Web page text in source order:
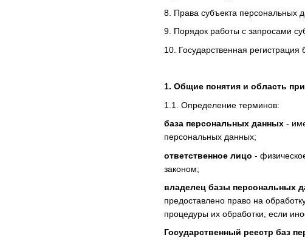
8. Права субъекта персональных
9. Порядок работы с запросами
10. Государственная
1. Общие понятия и область
1.1. Определение терминов:
база персональных данных -
персональных данных;
ответственное лицо -
законом;
владелец базы персональных
предоставлено право на
процедуры их обработки, если
Государственный реестр баз